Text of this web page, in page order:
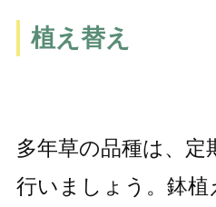
植え替え
多年草の品種は、定
行いましょう。鉢植